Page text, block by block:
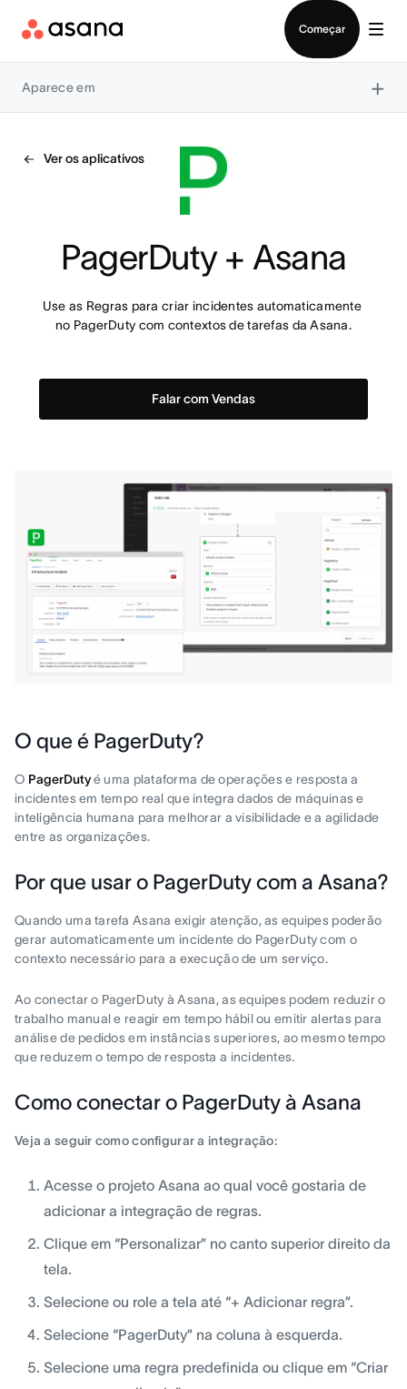
Começar
Aparece em ×
Ver os aplicativos
PagerDuty + Asana
Use as Regras para criar incidentes automaticamente
no PagerDuty com contextos de tarefas da Asana.
Falar com Vendas
O que é PagerDuty?
O PagerDutyé uma plataforma de operações e resposta a
incidentes em tempo real que integra dados de máquinas e
inteligência humana para melhorar a visibilidade e a agilidade
entre as organizações.
Por que usar o PagerDuty com a Asana?
Quando uma tarefa Asana exigir atenção, as equipes poderão
gerar automaticamente um incidente do PagerDuty com o
contexto necessário para a execução de um serviço.
Ao conectar o PagerDuty à Asana, as equipes podem reduzir o
trabalho manual e reagir em tempo hábil ou emitir alertas para
análise de pedidos em instâncias superiores, ao mesmo tempo
que reduzem o tempo de resposta a incidentes.
Como conectar o PagerDuty à Asana
Veja a seguir como configurar a integração:
Acesse o projeto Asana ao qual você gostaria de
adicionar a integração de regras.
Clique em “Personalizar” no canto superior direito da
tela.
Selecione ou role a tela até “+ Adicionar regra”.
Selecione “PagerDuty” na coluna à esquerda.
Selecione uma regra predefinida ou clique em “Criar